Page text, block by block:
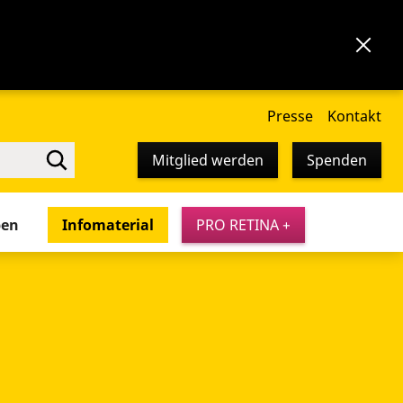
Presse Kontakt
Mitglied werden Spenden
Infomaterial PRO RETINA +